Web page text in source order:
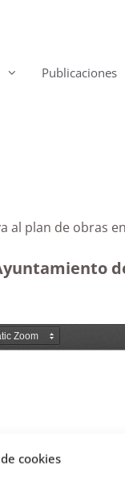
cookies
Publicaciones
plan de obras